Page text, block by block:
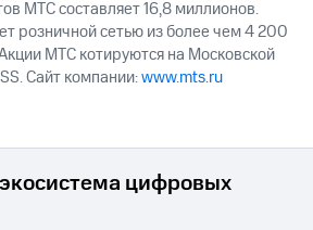
МТС составляет 16,8 миллионов.
розничной сетью из более чем 4 200
МТС котируются на Московской
Сайт компании:www.mts.ru
цифровых